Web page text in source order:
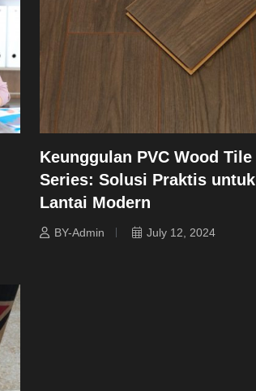
Keunggulan PVC Wood Tile
Series: Solusi Praktis untuk
Lantai Modern
BY-Admin July 12, 2024